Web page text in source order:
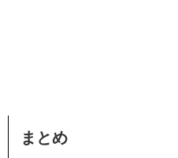
まとめ